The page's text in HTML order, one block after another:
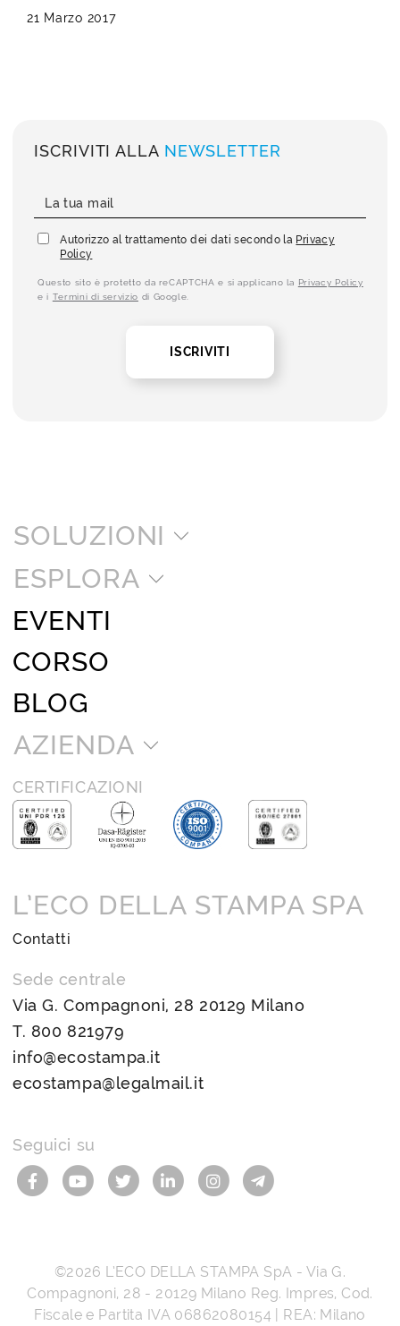
21 Marzo 2017
ISCRIVITI ALLA NEWSLETTER
Autorizzo al trattamento dei dati secondo la Privacy
Policy
Questo sito è protetto da reCAPTCHA e si applicano la Privacy Policy
e i Termini di servizio di Google.
ISCRIVITI
SOLUZIONI
ESPLORA
EVENTI
CORSO
BLOG
AZIENDA
CERTIFICAZIONI
L’ECO DELLA STAMPA SPA
Contatti
Sede centrale
Via G. Compagnoni, 28 20129 Milano
T. 800 821979
info@ecostampa.it
ecostampa@legalmail.it
Seguici su
©2026 L’ECO DELLA STAMPA SpA - Via G.
Compagnoni, 28 - 20129 Milano Reg. Impres, Cod.
Fiscale e Partita IVA 06862080154 | REA: Milano